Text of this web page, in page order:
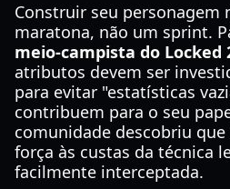
Construir seu personagem
maratona, não um sprint.
meio-campista do Locked
atributos devem ser
para evitar "estatísticas
contribuem para o seu
comunidade descobriu
força às custas da técnica
facilmente interceptada.